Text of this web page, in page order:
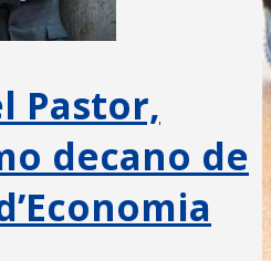
Pastor,
decano de